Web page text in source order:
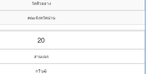
วัดห้วยยาง
คณะจังหวัดน่าน
20
สามเณร
กวีวุฒิ